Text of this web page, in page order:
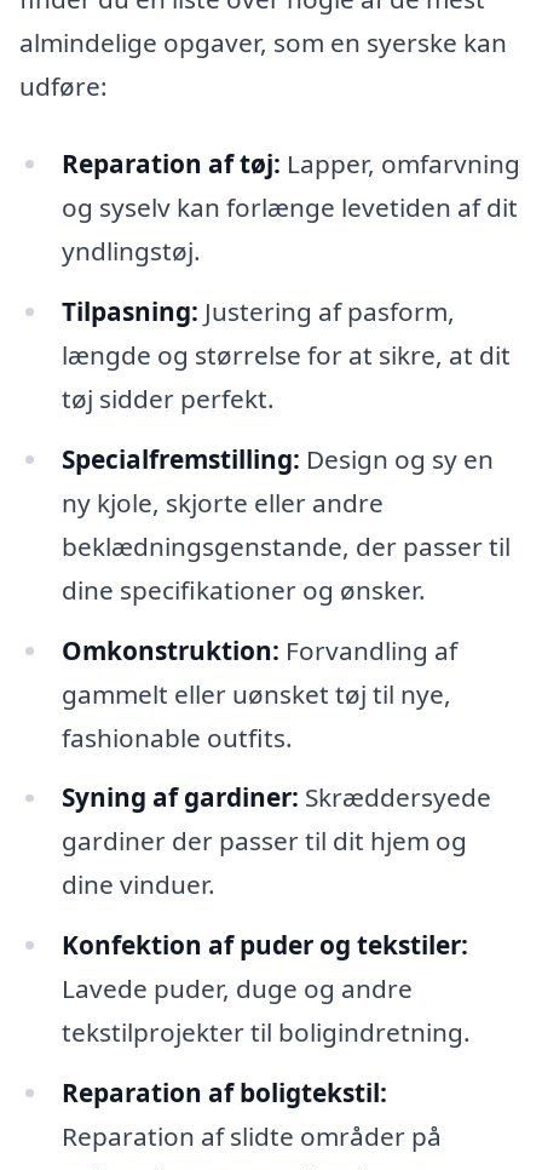
almindelige opgaver, som en syerske kan
udføre:
Reparation af tøj: Lapper, omfarvning
og syselv kan forlænge levetiden af dit
yndlingstøj.
Tilpasning: Justering af pasform,
længde og størrelse for at sikre, at dit
tøj sidder perfekt.
Specialfremstilling: Design og sy en
ny kjole, skjorte eller andre
beklædningsgenstande, der passer til
dine specifikationer og ønsker.
Omkonstruktion: Forvandling af
gammelt eller uønsket tøj til nye,
fashionable outfits.
Syning af gardiner: Skræddersyede
gardiner der passer til dit hjem og
dine vinduer.
Konfektion af puder og tekstiler:
Lavede puder, duge og andre
tekstilprojekter til boligindretning.
Reparation af boligtekstil:
Reparation af slidte områder på